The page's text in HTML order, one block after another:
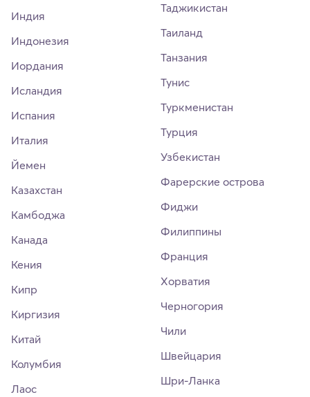
Индия
Индонезия
Иордания
Исландия
Испания
Италия
Йемен
Казахстан
Камбоджа
Канада
Кения
Кипр
Киргизия
Китай
Колумбия
Лаос
Таджикистан
Таиланд
Танзания
Тунис
Туркменистан
Турция
Узбекистан
Фарерские острова
Фиджи
Филиппины
Франция
Хорватия
Черногория
Чили
Швейцария
Шри-Ланка